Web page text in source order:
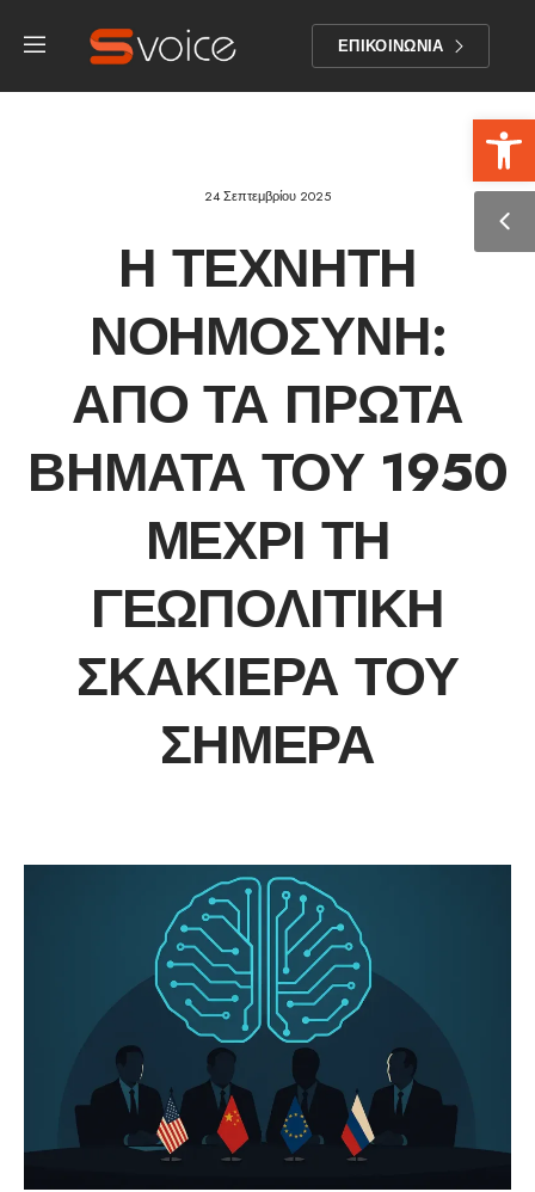
ΕΠΙΚΟΙΝΩΝΙΑ
24 Σεπτεμβρίου 2025
Η ΤΕΧΝΗΤΉ
ΝΟΗΜΟΣΎΝΗ:
ΑΠΌ ΤΑ ΠΡΏΤΑ
ΒΉΜΑΤΑ ΤΟΥ 1950
ΜΈΧΡΙ ΤΗ
ΓΕΩΠΟΛΙΤΙΚΉ
ΣΚΑΚΙΈΡΑ ΤΟΥ
ΣΉΜΕΡΑ